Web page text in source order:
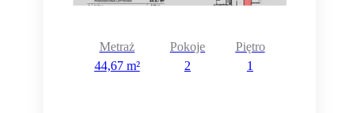
Metraż
44,67 m²
Pokoje
2
Piętro
1